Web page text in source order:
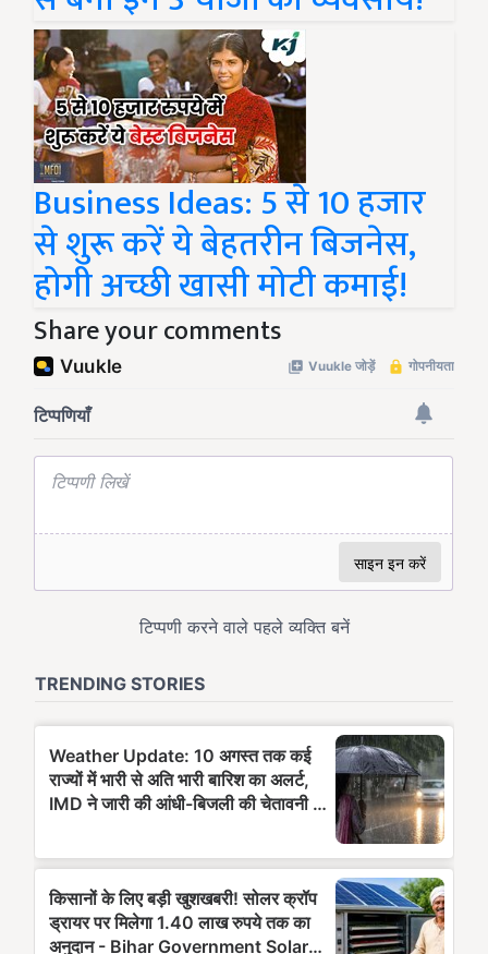
Business Ideas: 5 से 10 हजार
से शुरू करें ये बेहतरीन बिजनेस,
होगी अच्छी खासी मोटी कमाई!
Share your comments